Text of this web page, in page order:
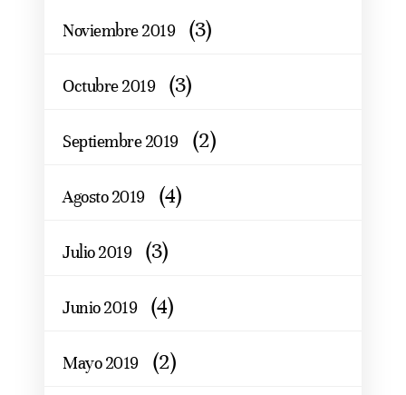
Noviembre 2019 (3)
Octubre 2019 (3)
Septiembre 2019 (2)
Agosto 2019 (4)
Julio 2019 (3)
Junio 2019 (4)
Mayo 2019 (2)